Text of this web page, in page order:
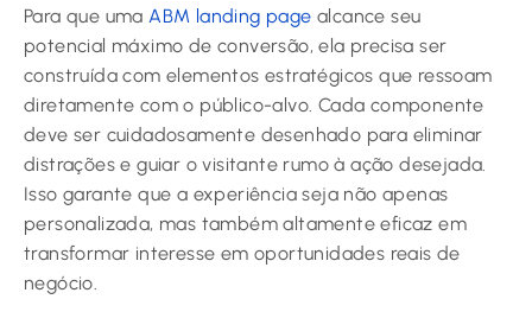
Para que uma ABM landing page alcance seu
potencial máximo de conversão, ela precisa ser
construída com elementos estratégicos que ressoam
diretamente com o público-alvo. Cada componente
deve ser cuidadosamente desenhado para eliminar
distrações e guiar o visitante rumo à ação desejada.
Isso garante que a experiência seja não apenas
personalizada, mas também altamente eficaz em
transformar interesse em oportunidades reais de
negócio.